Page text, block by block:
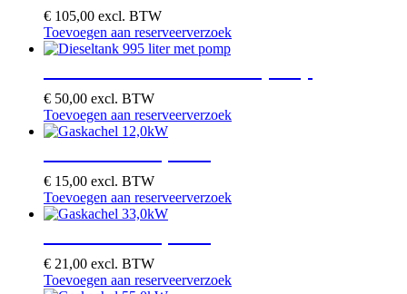
€ 105,00 excl. BTW
Toevoegen aan reserveerverzoek
€ 50,00 excl. BTW
Toevoegen aan reserveerverzoek
€ 15,00 excl. BTW
Toevoegen aan reserveerverzoek
€ 21,00 excl. BTW
Toevoegen aan reserveerverzoek